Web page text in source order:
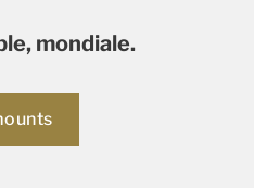
mondiale.